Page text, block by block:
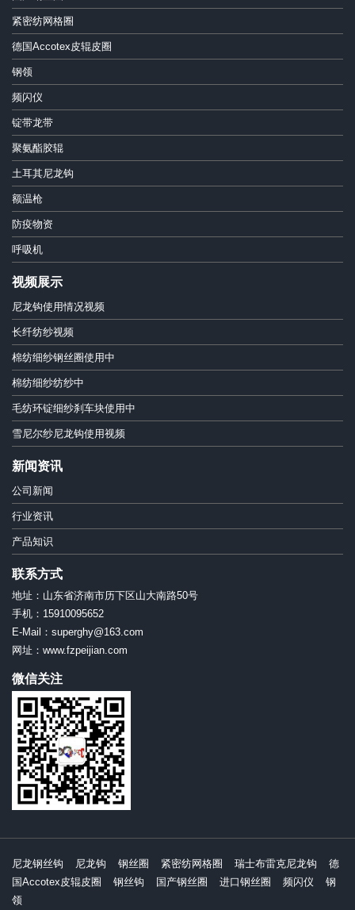
紧密纺网格圈
德国Accotex皮辊皮圈
钢领
频闪仪
锭带龙带
聚氨酯胶辊
土耳其尼龙钩
额温枪
防疫物资
呼吸机
视频展示
尼龙钩使用情况视频
长纤纺纱视频
棉纺细纱钢丝圈使用中
棉纺细纱纺纱中
毛纺环锭细纱刹车块使用中
雪尼尔纱尼龙钩使用视频
新闻资讯
公司新闻
行业资讯
产品知识
联系方式
地址：山东省济南市历下区山大南路50号
手机：15910095652
E-Mail：superghy@163.com
网址：www.fzpeijian.com
微信关注
尼龙钢丝钩 尼龙钩 钢丝圈 紧密纺网格圈 瑞士布雷克尼龙钩
德
国Accotex皮辊皮圈
钢丝钩 国产钢丝圈 进口钢丝圈 频闪仪
钢
领